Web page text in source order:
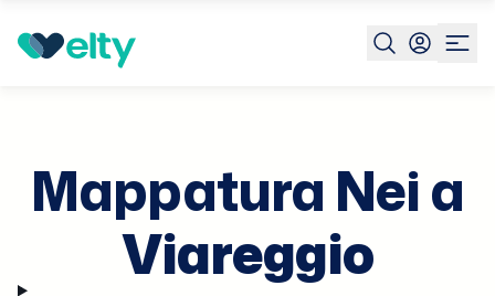
Prenota visita
Mappatura Nei a
Viareggio